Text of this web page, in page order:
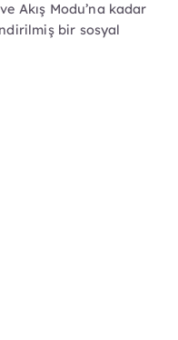
Akış Modu’na kadar
bir sosyal